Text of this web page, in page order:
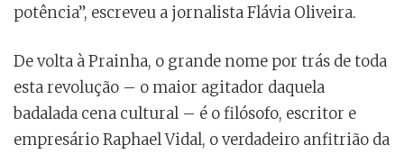
potência”, escreveu a jornalista Flávia Oliveira.
De volta à Prainha, o grande nome por trás de toda
esta revolução – o maior agitador daquela
badalada cena cultural – é o filósofo, escritor e
empresário Raphael Vidal, o verdadeiro anfitrião da